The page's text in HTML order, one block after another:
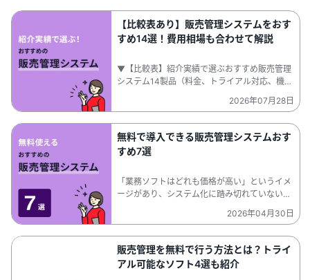
【比較表あり】販売管理システムをおす
すめ14選！費用相場も合わせて解説
▼【比較表】紹介実績で選ぶおすすめ販売管理
システム14製品（料金、トライアル対応、機
型」「複数業種対応型」「特定業種向け型」
較。コンペ相談実績やそれぞれのサービスの実
績をもとに厳選した14サービスを紹介します。
2026年07月28日
無料で導入できる販売管理システムおす
すめ7選
「業務ソフトはどれも価格が高い」というイメ
ージがあり、システム化に踏み切れていない企
には無料・格安で利用できるシステムもありま
り、受発注、売上、請求、在庫の管理を1つの
システムで対応できます。本記事では無料で導
入できるおすすめの販売管理システム4選を紹
2026年04月30日
販売管理を無料で行う方法とは？トライ
アル可能なソフト4選も紹介